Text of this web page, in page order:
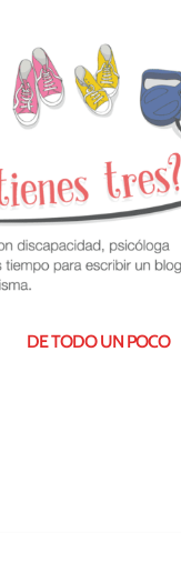
DE TODO UN POCO